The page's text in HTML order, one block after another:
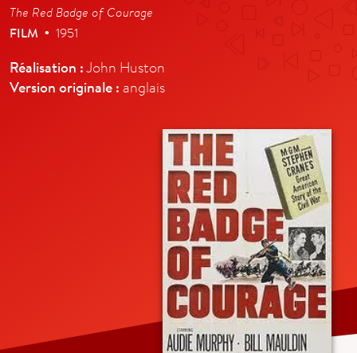
The Red Badge of Courage
FILM • 1951
Réalisation :John Huston
Version originale : anglais